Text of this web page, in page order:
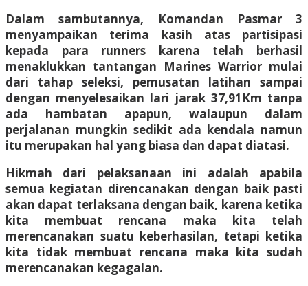
Dalam sambutannya, Komandan Pasmar 3
menyampaikan terima kasih atas partisipasi
kepada para runners karena telah berhasil
menaklukkan tantangan Marines Warrior mulai
dari tahap seleksi, pemusatan latihan sampai
dengan menyelesaikan lari jarak 37,91Km tanpa
ada hambatan apapun, walaupun dalam
perjalanan mungkin sedikit ada kendala namun
itu merupakan hal yang biasa dan dapat diatasi.
Hikmah dari pelaksanaan ini adalah apabila
semua kegiatan direncanakan dengan baik pasti
akan dapat terlaksana dengan baik, karena ketika
kita membuat rencana maka kita telah
merencanakan suatu keberhasilan, tetapi ketika
kita tidak membuat rencana maka kita sudah
merencanakan kegagalan.